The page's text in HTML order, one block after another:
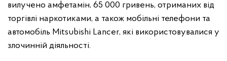
вилучено амфетамін, 65 000 гривень, отриманих від
торгівлі наркотиками, а також мобільні телефони та
автомобіль Mitsubishi Lancer, які використовувалися у
злочинній діяльності.